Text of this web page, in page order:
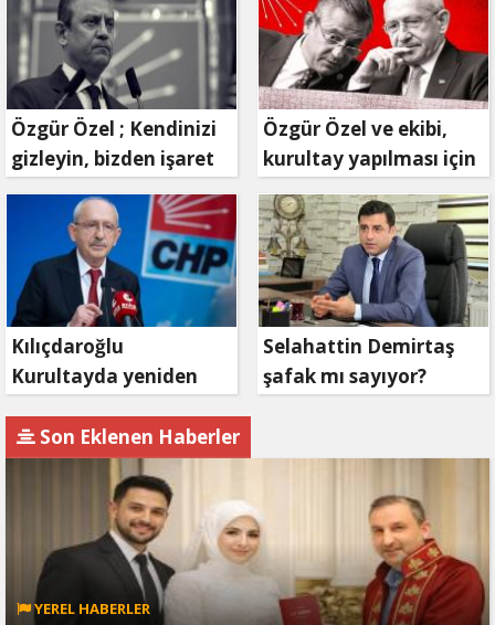
Özgür Özel ; Kendinizi
gizleyin, bizden işaret
bekleyin
Özgür Özel ve ekibi,
kurultay yapılması için
mahkemeye
başvuruyor
Kılıçdaroğlu
Kurultayda yeniden
Selahattin Demirtaş
şafak mı sayıyor?
Son Eklenen Haberler
YEREL HABERLER